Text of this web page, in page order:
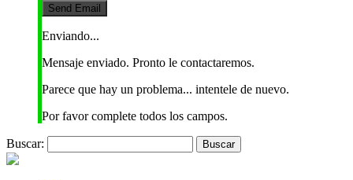
Enviando...
Mensaje enviado. Pronto le contactaremos.
Parece que hay un problema... intentele de nuevo.
Por favor complete todos los campos.
Buscar: